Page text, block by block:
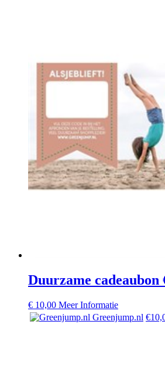
Duurzame cadeaubon
€ 10,00 Meer Informatie
Greenjump.nl